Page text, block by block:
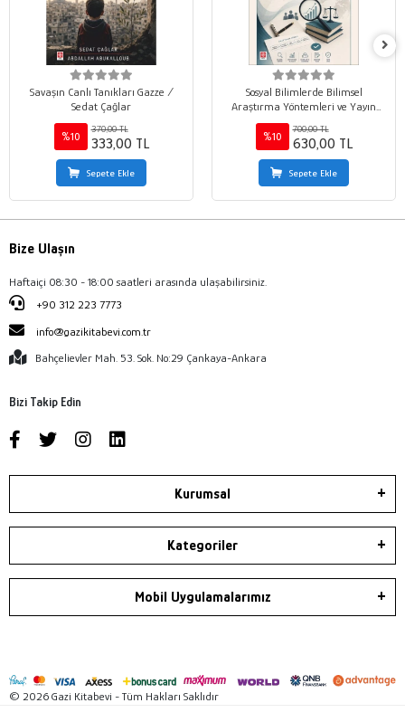
Savaşın Canlı Tanıkları Gazze /
Sedat Çağlar
%10
370,00 TL
333,00 TL
Sepete Ekle
Sosyal Bilimlerde Bilimsel
Araştırma Yöntemleri ve Yayın
Etiği / Mehmet Marangoz
%10
700,00 TL
630,00 TL
Sepete Ekle
Bize Ulaşın
Haftaiçi 08:30 - 18:00 saatleri arasında ulaşabilirsiniz.
+90 312 223 7773
info@gazikitabevi.com.tr
Bahçelievler Mah. 53. Sok. No:29 Çankaya-Ankara
Bizi Takip Edin
Kurumsal
Kategoriler
Mobil Uygulamalarımız
© 2026 Gazi Kitabevi - Tüm Hakları Saklıdır